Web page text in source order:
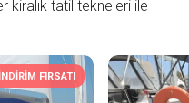
kiralık tatil tekneleri ile
İNDİRİM FIRSATI